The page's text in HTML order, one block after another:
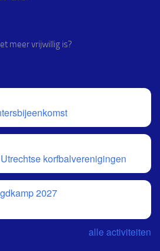
meer vrijwillig is?
korfbalverenigingen
2027
alle activiteiten